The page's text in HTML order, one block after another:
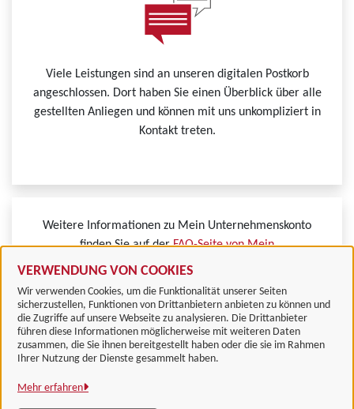
VERWENDUNG VON COOKIES
Wir verwenden Cookies, um die Funktionalität unserer Seiten
sicherzustellen, Funktionen von Drittanbietern anbieten zu können und
die Zugriffe auf unsere Webseite zu analysieren. Die Drittanbieter
führen diese Informationen möglicherweise mit weiteren Daten
zusammen, die Sie ihnen bereitgestellt haben oder die sie im Rahmen
Ihrer Nutzung der Dienste gesammelt haben.
Mehr erfahren
Viele Leistungen sind an unseren digitalen Postkorb
angeschlossen. Dort haben Sie einen Überblick über alle
gestellten Anliegen und können mit uns unkompliziert in
Kontakt treten.
Weitere Informationen zu Mein Unternehmenskonto
finden Sie auf derFAQ-Seite von Mein
Unternehmenskonto.
Landkreis Göttingen
Alle Rechte vorbehalten